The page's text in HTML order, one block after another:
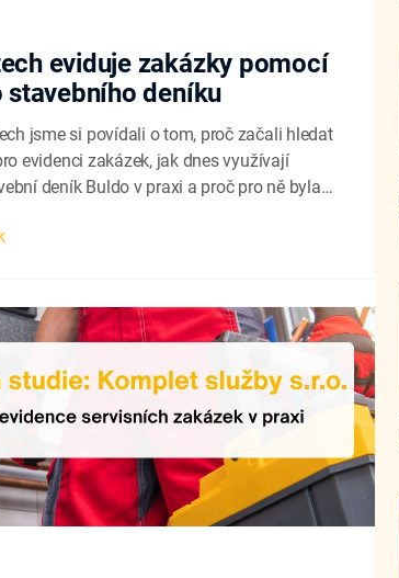
eviduje zakázky pomocí
deníku
jsme si povídali o tom, proč začali hledat
evidenci zakázek, jak dnes využívají
deník Buldo v praxi a proč pro ně byla
Resintech s.r.o. působí na trhu od roku